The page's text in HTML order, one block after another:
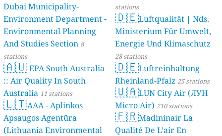
Dubai Municipality-
Environment Department -
Environmental Planning
And Studies Section 8
stations
🇦🇺EPA South Australia
:: Air Quality In South
Australia 11 stations
🇱🇹AAA - Aplinkos
Apsaugos Agentūra
(Lithuania Environmental
stations
🇩🇪Luftqualität | Nds.
Ministerium Für Umwelt,
Energie Und Klimaschutz
28 stations
🇩🇪Luftreinhaltung
Rheinland-Pfalz 25 stations
🇺🇦LUN City Air (ЛУН
Місто Air) 210 stations
🇫🇷Madininair La
Qualité De L’air En